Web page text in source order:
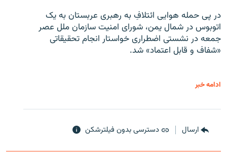
در پی حمله هوایی ائتلافِ به رهبری عربستان به یک
اتوبوس در شمال یمن، شورای امنیت سازمان ملل عصر
جمعه در نشستی اضطراری خواستار انجام تحقیقاتی
«شفاف و قابل اعتماد» شد.
ادامه خبر
ارسال دسترسی بدون فیلترشکن